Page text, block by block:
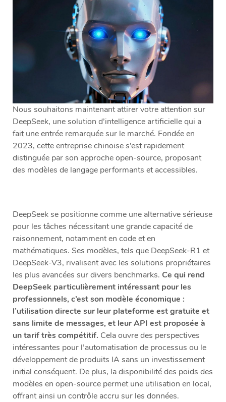
Nous souhaitons maintenant attirer votre attention sur
DeepSeek, une solution d’intelligence artificielle qui a
fait une entrée remarquée sur le marché. Fondée en
2023, cette entreprise chinoise s’est rapidement
distinguée par son approche open-source, proposant
des modèles de langage performants et accessibles.
DeepSeek se positionne comme une alternative sérieuse
pour les tâches nécessitant une grande capacité de
raisonnement, notamment en code et en
mathématiques. Ses modèles, tels que DeepSeek-R1 et
DeepSeek-V3, rivalisent avec les solutions propriétaires
les plus avancées sur divers benchmarks. Ce qui rend
DeepSeek particulièrement intéressant pour les
professionnels, c’est son modèle économique :
l’utilisation directe sur leur plateforme est gratuite et
sans limite de messages, et leur API est proposée à
un tarif très compétitif. Cela ouvre des perspectives
intéressantes pour l’automatisation de processus ou le
développement de produits IA sans un investissement
initial conséquent. De plus, la disponibilité des poids des
modèles en open-source permet une utilisation en local,
offrant ainsi un contrôle accru sur les données.